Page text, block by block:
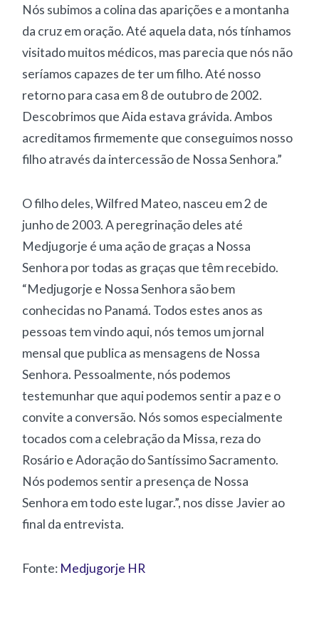
Nós subimos a colina das aparições e a montanha
da cruz em oração. Até aquela data, nós tínhamos
visitado muitos médicos, mas parecia que nós não
seríamos capazes de ter um filho. Até nosso
retorno para casa em 8 de outubro de 2002.
Descobrimos que Aida estava grávida. Ambos
acreditamos firmemente que conseguimos nosso
filho através da intercessão de Nossa Senhora.”
O filho deles, Wilfred Mateo, nasceu em 2 de
junho de 2003. A peregrinação deles até
Medjugorje é uma ação de graças a Nossa
Senhora por todas as graças que têm recebido.
“Medjugorje e Nossa Senhora são bem
conhecidas no Panamá. Todos estes anos as
pessoas tem vindo aqui, nós temos um jornal
mensal que publica as mensagens de Nossa
Senhora. Pessoalmente, nós podemos
testemunhar que aqui podemos sentir a paz e o
convite a conversão. Nós somos especialmente
tocados com a celebração da Missa, reza do
Rosário e Adoração do Santíssimo Sacramento.
Nós podemos sentir a presença de Nossa
Senhora em todo este lugar.”, nos disse Javier ao
final da entrevista.
Fonte: Medjugorje HR